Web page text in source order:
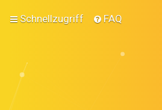
Schnellzugriff FAQ